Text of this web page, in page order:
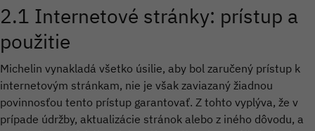
2.1 Internetové stránky: prístup a
použitie
Michelin vynakladá všetko úsilie, aby bol zaručený prístup k
internetovým stránkam, nie je však zaviazaný žiadnou
povinnosťou tento prístup garantovať. Z tohto vyplýva, že v
prípade údržby, aktualizácie stránok alebo z iného dôvodu, a